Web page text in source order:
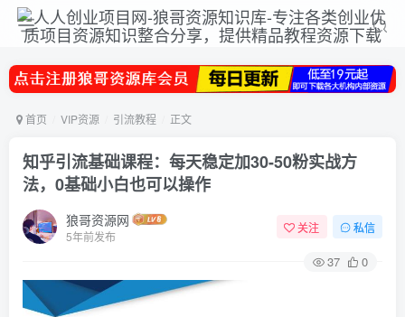
首页 VIP资源 引流教程 正文
知乎引流基础课程：每天稳定加30-50粉实战方
法，0基础小白也可以操作
狼哥资源网
5年前发布
关注 私信
37 0